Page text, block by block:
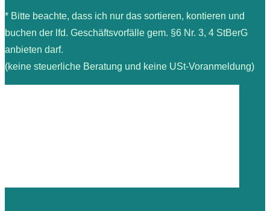
* Bitte beachte, dass ich nur das sortieren, kontieren und
buchen der lfd. Geschäftsvorfälle gem. §6 Nr. 3, 4 StBerG
anbieten darf.
(keine steuerliche Beratung und keine USt-Voranmeldung)